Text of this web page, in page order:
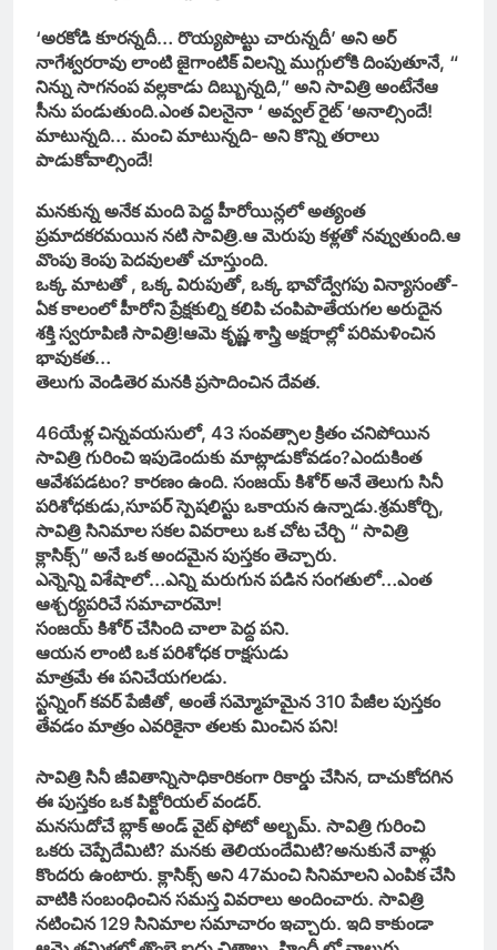
‘అరకోడి కూరన్నదీ… రొయ్యపొట్టు చారున్నదీ’ అని అర్
నాగేశ్వరరావు లాంటి జైగాంటిక్ విలన్ని ముగ్గులోకి దింపుతూనే, “
నిన్ను సాగనంప వల్లకాడు దిబ్బున్నది,” అని సావిత్రి అంటేనేఆ
సీను పండుతుంది.ఎంత విలనైనా ‘ అవ్వల్ రైట్ ‘అనాల్సిందే!
మాటున్నది… మంచి మాటున్నది- అని కొన్ని తరాలు
పాడుకోవాల్సిందే!
మనకున్న అనేక మంది పెద్ద హీరోయిన్లలో అత్యంత
ప్రమాదకరమయిన నటి సావిత్రి.ఆ మెరుపు కళ్లతో నవ్వుతుంది.ఆ
వొంపు కెంపు పెదవులతో చూస్తుంది.
ఒక్క మాటతో , ఒక్క విరుపుతో, ఒక్క భావోద్వేగపు విన్యాసంతో-
ఏక కాలంలో హీరోని ప్రేక్షకుల్ని కలిపి చంపిపాతేయగల అరుదైన
శక్తి స్వరూపిణి సావిత్రి!ఆమె కృష్ణ శాస్త్రి అక్షరాల్లో పరిమళించిన
భావుకత…
తెలుగు వెండితెర మనకి ప్రసాదించిన దేవత.
46యేళ్ల చిన్నవయసులో, 43 సంవత్సాల క్రితం చనిపోయిన
సావిత్రి గురించి ఇపుడెందుకు మాట్లాడుకోవడం?ఎందుకింత
ఆవేశపడటం? కారణం ఉంది. సంజయ్ కిశోర్ అనే తెలుగు సినీ
పరిశోధకుడు,సూపర్ స్పెషలిస్టు ఒకాయన ఉన్నాడు.శ్రమకోర్చి,
సావిత్రి సినిమాల సకల వివరాలు ఒక చోట చేర్చి “ సావిత్రి
క్లాసిక్స్” అనే ఒక అందమైన పుస్తకం తెచ్చారు.
ఎన్నెన్ని విశేషాలో…ఎన్ని మరుగున పడిన సంగతులో…ఎంత
ఆశ్చర్యపరిచే సమాచారమో!
సంజయ్ కిశోర్ చేసింది చాలా పెద్ద పని.
ఆయన లాంటి ఒక పరిశోధక రాక్షసుడు
మాత్రమే ఈ పనిచేయగలడు.
స్టన్నింగ్ కవర్ పేజీతో, అంతే సమ్మోహమైన 310 పేజీల పుస్తకం
తేవడం మాత్రం ఎవరికైనా తలకు మించిన పని!
సావిత్రి సినీ జీవితాన్నిసాధికారికంగా రికార్డు చేసిన, దాచుకోదగిన
ఈ పుస్తకం ఒక పిక్టోరియల్ వండర్.
మనసుదోచే బ్లాక్ అండ్ వైట్ ఫోటో అల్బమ్. సావిత్రి గురించి
ఒకరు చెప్పేదేమిటి? మనకు తెలియందేమిటి?అనుకునే వాళ్లు
కొందరు ఉంటారు. క్లాసిక్స్ అని 47మంచి సినిమాలని ఎంపిక చేసి
వాటికి సంబంధించిన సమస్త వివరాలు అందించారు. సావిత్రి
నటించిన 129 సినిమాల సమాచారం ఇచ్చారు. ఇది కాకుండా